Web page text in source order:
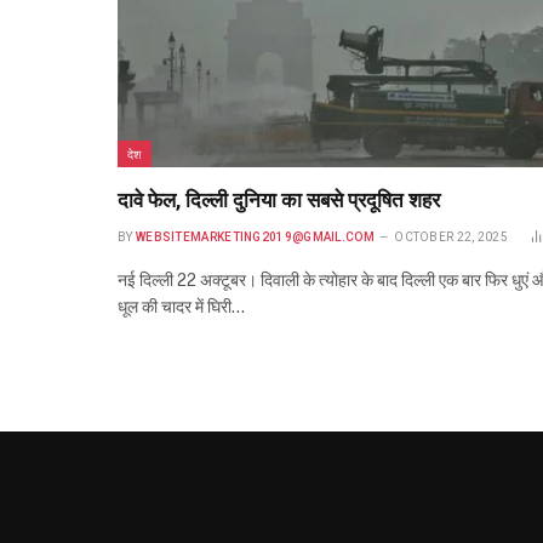
देश
दावे फेल, दिल्ली दुनिया का सबसे प्रदूषित शहर
BY WEBSITEMARKETING2019@GMAIL.COM OCTOBER 22, 2025
नई दिल्ली 22 अक्टूबर। दिवाली के त्योहार के बाद दिल्ली एक बार फिर धुएं
धूल की चादर में घिरी…